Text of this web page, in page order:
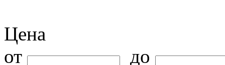
Цена
от
до